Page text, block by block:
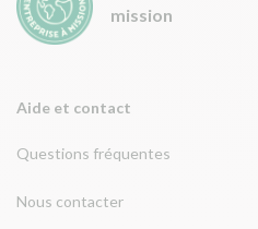
Aide et contact
Questions fréquentes
Nous contacter
mission